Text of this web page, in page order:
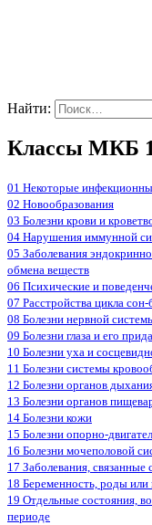
Найти:
Классы МКБ
01 Некоторые
02 Новообразования
03 Болезни крови и
04 Нарушения иммунной
05 Заболевания
обмена веществ
06 Психические и
07 Расстройства цикла
08 Болезни нервной
09 Болезни глаза и его
10 Болезни уха и
11 Болезни системы
12 Болезни органов
13 Болезни органов
14 Болезни кожи
15 Болезни опорно-
16 Болезни мочеполовой
17 Заболевания, связанные
18 Беременность, роды
19 Отдельные состояния,
периоде